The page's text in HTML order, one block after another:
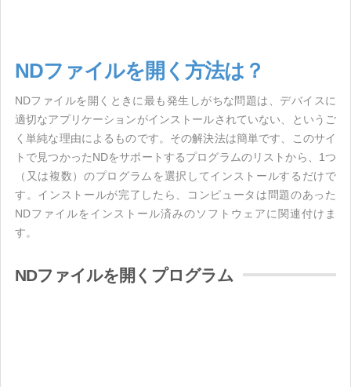
NDファイルを開く方法は？
NDファイルを開くときに最も発生しがちな問題は、デバイスに
適切なアプリケーションがインストールされていない、というご
く単純な理由によるものです。その解決法は簡単です、このサイ
トで見つかったNDをサポートするプログラムのリストから、1つ
（又は複数）のプログラムを選択してインストールするだけで
す。インストールが完了したら、コンピュータは問題のあった
NDファイルをインストール済みのソフトウェアに関連付けま
す。
NDファイルを開くプログラム